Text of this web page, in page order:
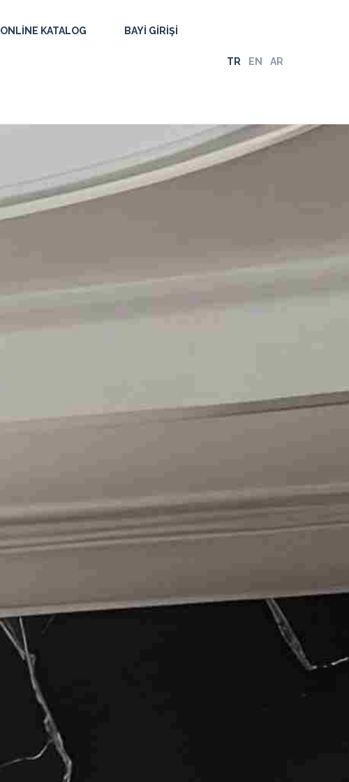
ONLINE KATALOG BAYI GIRIŞI
TR EN AR